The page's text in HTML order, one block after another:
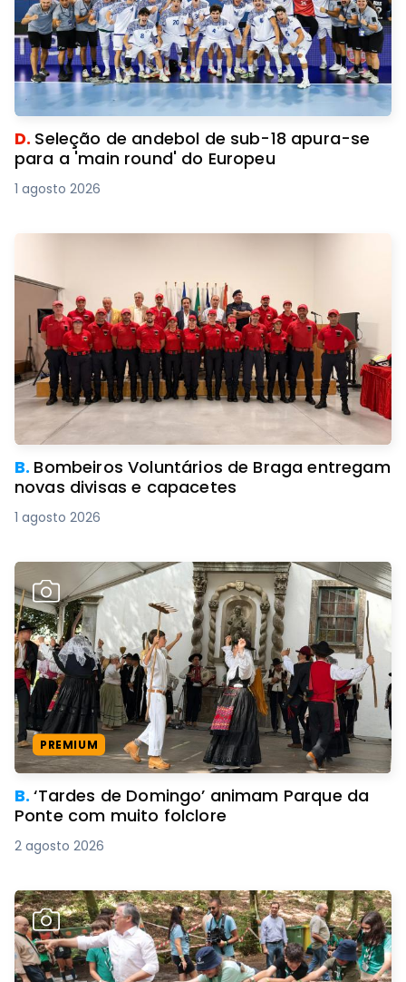
D. Seleção de andebol de sub-18 apura-se
para a 'main round' do Europeu
1 agosto 2026
B. Bombeiros Voluntários de Braga entregam
novas divisas e capacetes
1 agosto 2026
PREMIUM
B.‘Tardes de Domingo’ animam Parque da
Ponte com muito folclore
2 agosto 2026